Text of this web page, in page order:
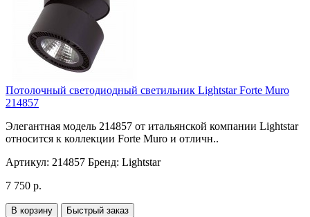
Потолочный светодиодный светильник Lightstar Forte Muro
214857
Элегантная модель 214857 от итальянской компании Lightstar
относится к коллекции Forte Muro и отличн..
Артикул: 214857 Бренд: Lightstar
7 750 р.
В корзину Быстрый заказ